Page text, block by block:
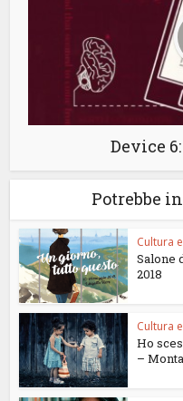
Device
Potrebbe
Cultura
Salone
2018
Cultura
Ho
–